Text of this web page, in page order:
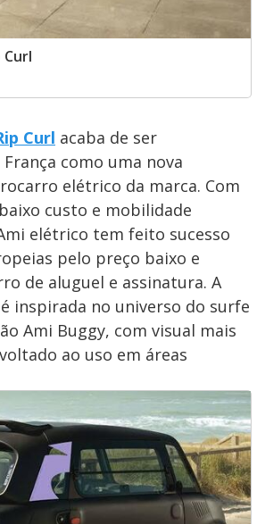
Curl
Curl acaba de ser
como uma nova
elétrico da marca. Com
custo e mobilidade
elétrico tem feito sucesso
pelo preço baixo e
de aluguel e assinatura. A
inspirada no universo do surfe
Ami Buggy, com visual mais
ao uso em áreas